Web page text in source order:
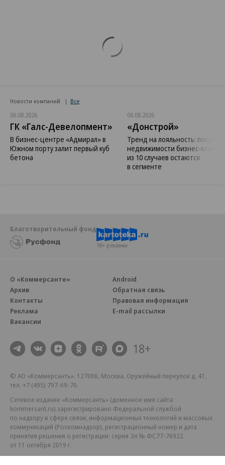
Новости компаний Все
06.08.2026
ГК «Галс-Девелопмент»
В бизнес-центре «Адмирал» в
Южном порту залит первый куб
бетона
06.08.2026
«Донстрой»
Тренд на лояльность:
недвижимости бизнес-класса
из 10 случаев остаются
в сегменте
Благотворительный фонд
18+ реклама
О «Коммерсанте»
Архив
Контакты
Реклама
Вакансии
Android
Обратная связь
Правовая информация
E-mail рассылки
18+
© АО «Коммерсантъ». 127006, Москва, Оружейный переулок д. 41,
тел. +7 (495) 797-69-70.
Сетевое издание «Коммерсантъ» (доменное имя сайта:
kommersant.ru) зарегистрировано Федеральной службой
по надзору в сфере связи, информационных технологий и массовых
коммуникаций (Роскомнадзор), регистрационный номер и дата
принятия решения о регистрации: серия Эл № ФС77-76922
от 11 октября 2019 г.